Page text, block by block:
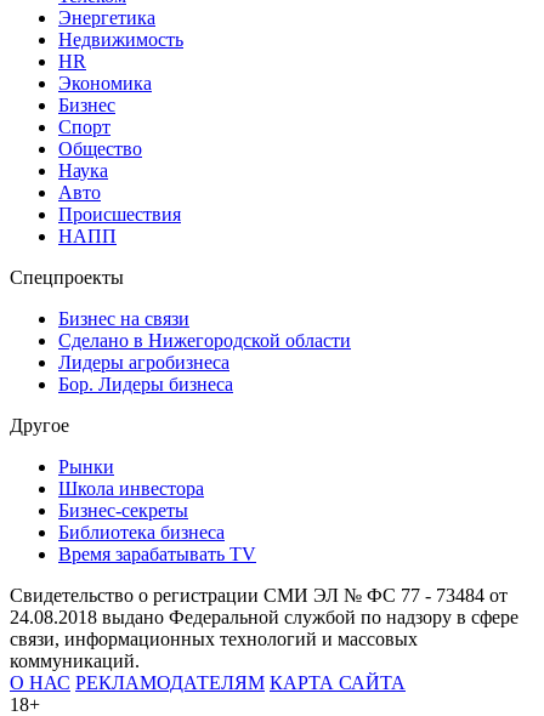
Энергетика
Недвижимость
HR
Экономика
Бизнес
Спорт
Общество
Наука
Авто
Происшествия
НАПП
Спецпроекты
Бизнес на связи
Сделано в Нижегородской области
Лидеры агробизнеса
Бор. Лидеры бизнеса
Другое
Рынки
Школа инвестора
Бизнес-секреты
Библиотека бизнеса
Время зарабатывать TV
Свидетельство о регистрации СМИ ЭЛ № ФС 77 - 73484 от
24.08.2018 выдано Федеральной службой по надзору в сфере
связи, информационных технологий и массовых
коммуникаций.
О НАС РЕКЛАМОДАТЕЛЯМ КАРТА САЙТА
18+